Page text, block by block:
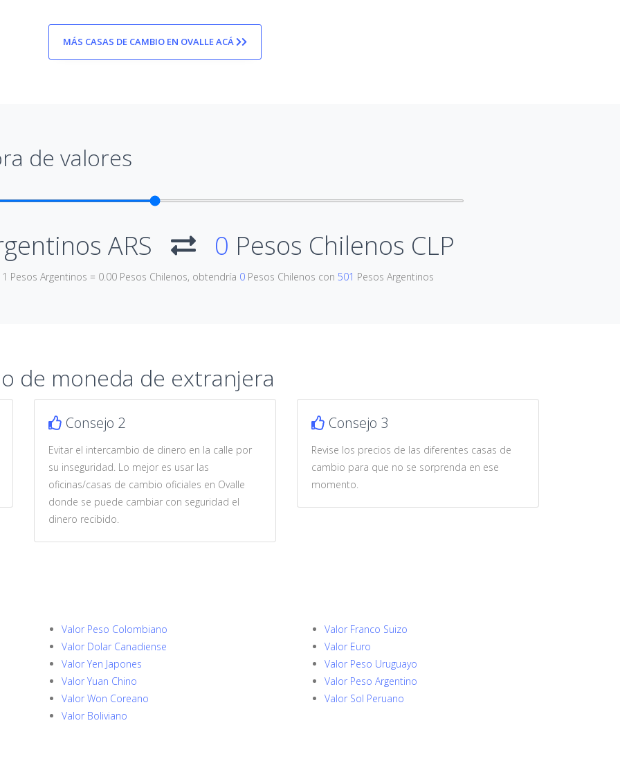
MÁS CASAS DE CAMBIO EN OVALLE ACÁ
de valores
ARS 0 Pesos Chilenos CLP
Pesos Argentinos = 0.00 Pesos Chilenos, obtendría 0Pesos Chilenos con 501 Pesos Argentinos
de moneda de extranjera
Consejo 2
Evitar el intercambio de dinero en la calle por
su inseguridad. Lo mejor es usar las
oficinas/casas de cambio oficiales en Ovalle
donde se puede cambiar con seguridad el
dinero recibido.
Consejo 3
Revise los precios de las diferentes casas de
cambio para que no se sorprenda en ese
momento.
Valor Peso Colombiano
Valor Dolar Canadiense
Valor Yen Japones
Valor Yuan Chino
Valor Won Coreano
Valor Boliviano
Valor Franco Suizo
Valor Euro
Valor Peso Uruguayo
Valor Peso Argentino
Valor Sol Peruano